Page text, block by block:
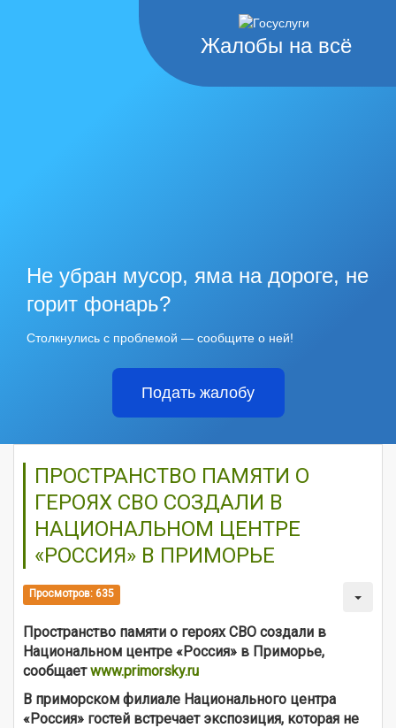
Жалобы на всё
Не убран мусор, яма на дороге, не
горит фонарь?
Столкнулись с проблемой — сообщите о ней!
Подать жалобу
ПРОСТРАНСТВО ПАМЯТИ О
ГЕРОЯХ СВО СОЗДАЛИ В
НАЦИОНАЛЬНОМ ЦЕНТРЕ
«РОССИЯ» В ПРИМОРЬЕ
Просмотров: 635
Пространство памяти о героях СВО создали в
Национальном центре «Россия» в Приморье,
сообщаетwww.primorsky.ru
В приморском филиале Национального центра
«Россия» гостей встречает экспозиция, которая не